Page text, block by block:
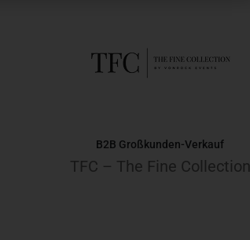
B2B Großkunden-Verkauf
TFC – The Fine Collection